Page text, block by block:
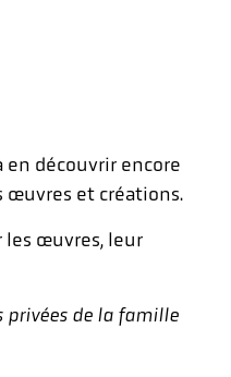
découvrir encore
œuvres et créations.
les œuvres, leur
privées de la famille